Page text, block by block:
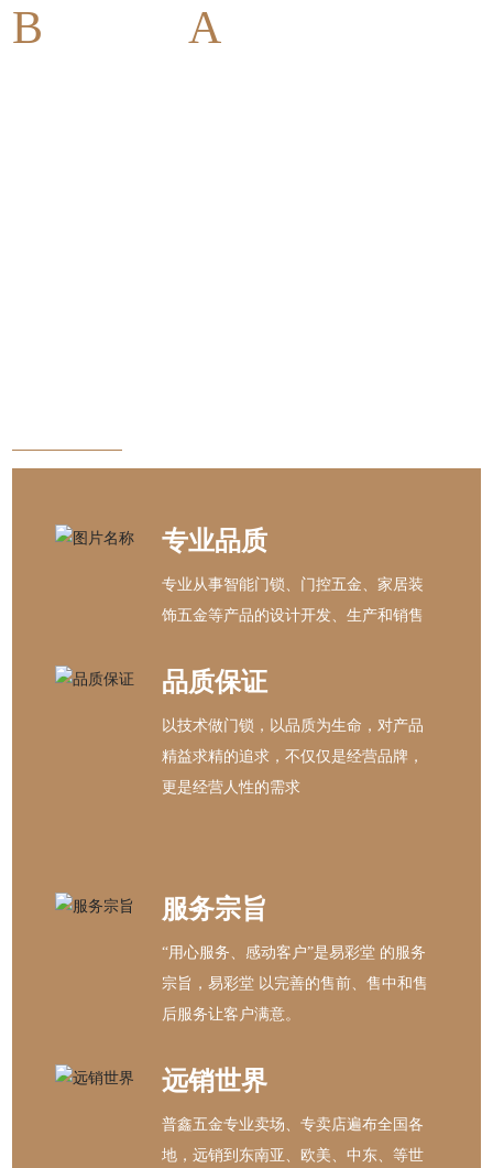
B A
专业品质
专业从事智能门锁、门控五金、家居装
饰五金等产品的设计开发、生产和销售
品质保证
以技术做门锁，以品质为生命，对产品
精益求精的追求，不仅仅是经营品牌，
更是经营人性的需求
服务宗旨
“用心服务、感动客户”是易彩堂 的服务
宗旨，易彩堂 以完善的售前、售中和售
后服务让客户满意。
远销世界
普鑫五金专业卖场、专卖店遍布全国各
地，远销到东南亚、欧美、中东、等世